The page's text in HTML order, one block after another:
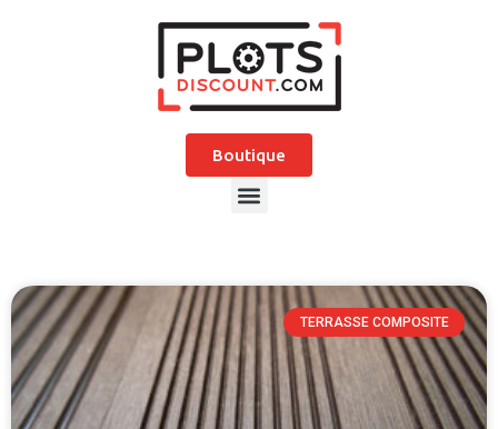
Boutique
TERRASSE COMPOSITE